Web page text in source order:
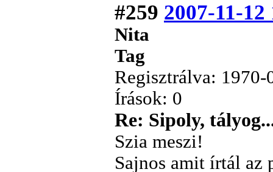
#259 2007-11-12
Nita
Tag
Regisztrálva: 1970-
Írások: 0
Re: Sipoly,
Szia meszi!
Sajnos amit írtál az